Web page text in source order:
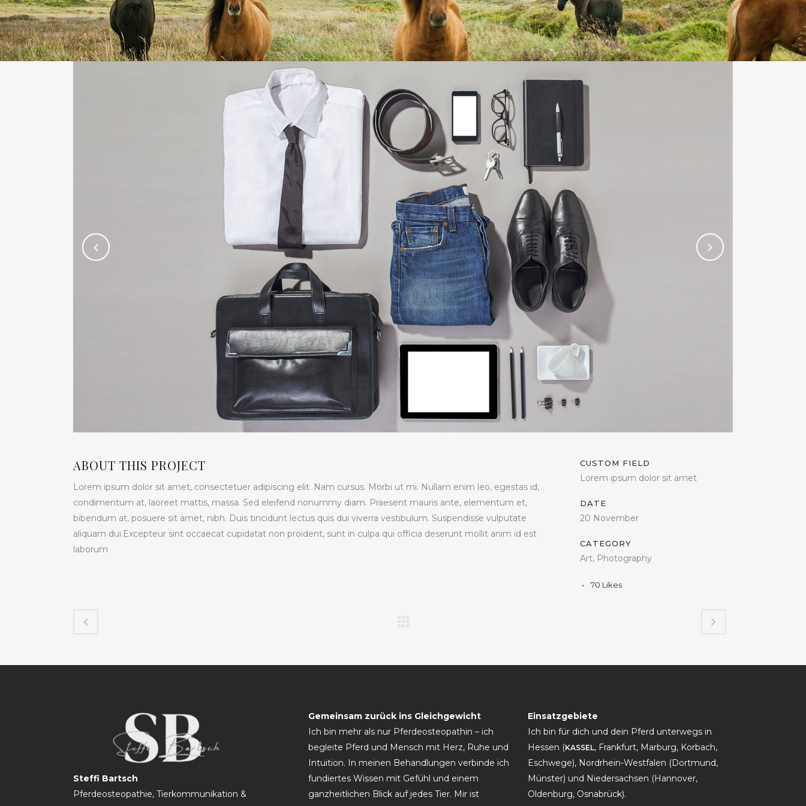
ABOUT THIS PROJECT
Lorem ipsum dolor sit amet, consectetuer adipiscing elit. Nam cursus. Morbi ut mi. Nullam enim leo, egestas id,
condimentum at, laoreet mattis, massa. Sed eleifend nonummy diam. Praesent mauris ante, elementum et,
bibendum at, posuere sit amet, nibh. Duis tincidunt lectus quis dui viverra vestibulum. Suspendisse vulputate
aliquam dui.Excepteur sint occaecat cupidatat non proident, sunt in culpa qui officia deserunt mollit anim id est
laborum
CUSTOM FIELD
Lorem ipsum dolor sit amet
DATE
20 November
CATEGORY
Art, Photography
70 Likes
Steffi Bartsch
Pferdeosteopathie, Tierkommunikation &
Gemeinsam zurück ins Gleichgewicht
Ich bin mehr als nur Pferdeosteopathin – ich
begleite Pferd und Mensch mit Herz, Ruhe und
Intuition. In meinen Behandlungen verbinde ich
fundiertes Wissen mit Gefühl und einem
ganzheitlichen Blick auf jedes Tier. Mir ist
Einsatzgebiete
Ich bin für dich und dein Pferd unterwegs in
Hessen (KASSEL, Frankfurt, Marburg, Korbach,
Eschwege), Nordrhein-Westfalen (Dortmund,
Münster) und Niedersachsen (Hannover,
Oldenburg, Osnabrück).